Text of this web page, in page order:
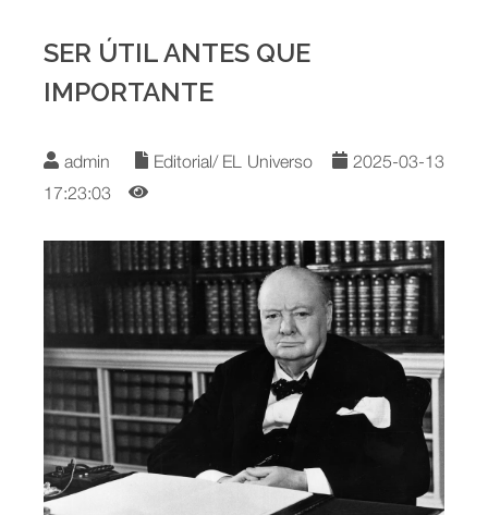
SER ÚTIL ANTES QUE
IMPORTANTE
admin Editorial/ EL Universo
2025-03-13
17:23:03